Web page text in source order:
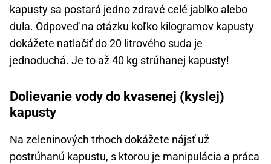
kapusty sa postará jedno zdravé celé jablko alebo
dula. Odpoveď na otázku koľko kilogramov kapusty
dokážete natlačiť do 20 litrového suda je
jednoduchá. Je to až 40 kg strúhanej kapusty!
Dolievanie vody do kvasenej (kyslej)
kapusty
Na zeleninových trhoch dokážete nájsť už
postrúhanú kapustu, s ktorou je manipulácia a práca